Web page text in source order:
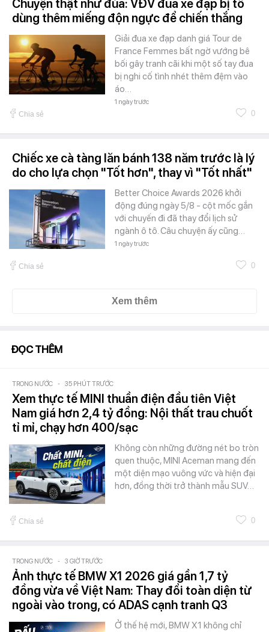
Chuyện thật như đùa: VĐV đua xe đạp bị tố
dùng thêm miếng độn ngực để chiến thắng
Giải đua xe đạp danh giá Tour de
France Femmes bất ngờ vướng bê
bối gây tranh cãi khi một số tay đua
bị nghi cố tình nhét thêm đệm vào
áo…
1 ngày trước
Chia sẻ 0
Chiếc xe cà tàng lăn bánh 138 năm trước là lý
do cho lựa chọn "Tốt hơn", thay vì "Tốt nhất"
Better Choice Awards 2026 khởi
động đúng ngày 5/8 - cột mốc gắn
với chuyến đi đã thay đổi lịch sử
ngành ô tô. Câu chuyện ấy cũng…
1 ngày trước
Chia sẻ 0
Xem thêm
ĐỌC THÊM
TRONG NƯỚC - 35 PHÚT TRƯỚC
Xem thực tế MINI thuần điện đầu tiên Việt
Nam giá hơn 2,4 tỷ đồng: Nội thất trau chuốt
tỉ mỉ, chạy hơn 400/sạc
Không còn những đường nét bo tròn
quen thuộc, MINI Aceman mang đến
một diện mạo vuông vức và hiện đại
hơn, đồng thời trở thành mẫu SUV…
Chia sẻ 0
TRONG NƯỚC - 3 GIỜ TRƯỚC
Ảnh thực tế BMW X1 2026 giá gần 1,7 tỷ
đồng vừa về Việt Nam: Thay đổi toàn diện từ
ngoài vào trong, có ADAS cạnh tranh Q3
Ở thế hệ mới, BMW X1 không chỉ